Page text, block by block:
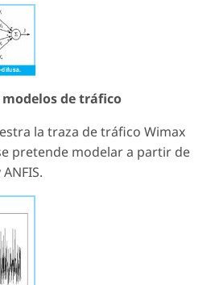
de tráfico
la traza de tráfico Wimax
pretende modelar a partir de